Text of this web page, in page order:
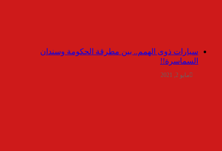
سيارات ذوى الهمم.. بين مطرقة الحكومة وسندان
السماسرة!!
مايو 2, 2021